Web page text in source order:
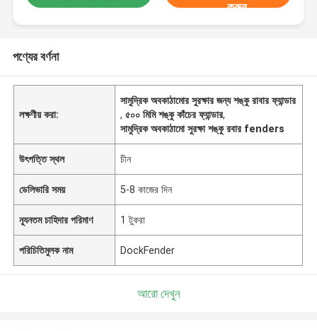
করুন
পণ্যের বর্ণনা
লক্ষণীয় করা:
সামুদ্রিক অবকাঠামোর সুরক্ষার জন্য শঙ্কু রাবার ফ্যান্ডার
,৫০০ মিমি শঙ্কু কাঁচের ফ্যান্ডার,
সামুদ্রিক অবকাঠামো সুরক্ষা শঙ্কু রবার fenders
উৎপত্তি স্থল চীন
ডেলিভারি সময় 5-8 কাজের দিন
ন্যূনতম চাহিদার পরিমাণ 1 টুকরা
পরিচিতিমুলক নাম DockFender
আরো দেখুন